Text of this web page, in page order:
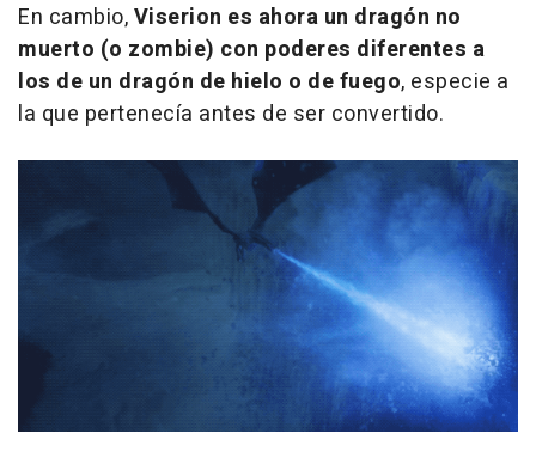
En cambio,Viserion es ahora un dragón no
muerto (o zombie) con poderes diferentes a
los de un dragón de hielo o de fuego, especie a
la que pertenecía antes de ser convertido.